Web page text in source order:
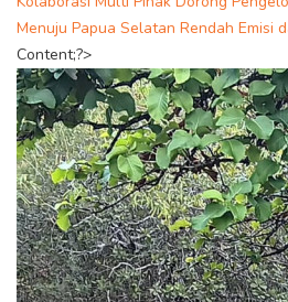
Menuju Papua Selatan Rendah Emisi
Content;?>